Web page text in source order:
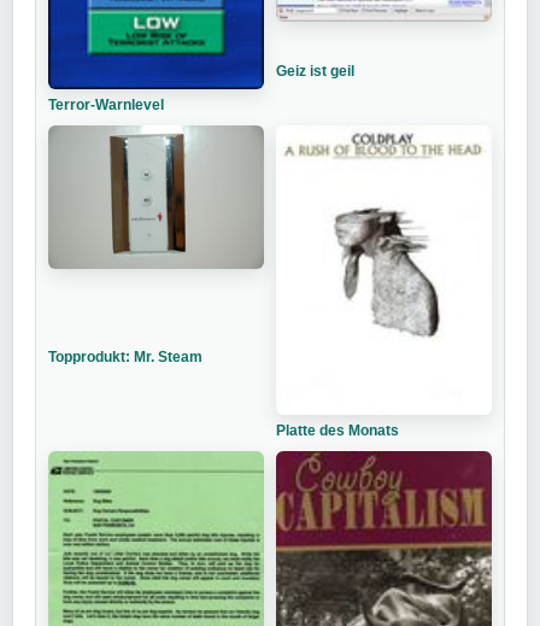
Terror-Warnlevel
Geiz ist geil
Topprodukt: Mr. Steam
Platte des Monats